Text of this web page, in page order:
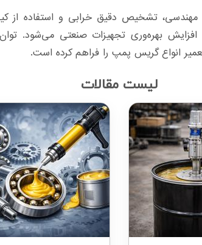
تشخیص دقیق خرابی و استفاده از
بهره‌وری تجهیزات صنعتی می‌شود.
انواع گریس پمپ را فراهم کرده است.
لیست مقالات